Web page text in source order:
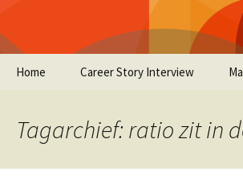
springen
Home Career Story Interview
Tagarchief: ratio zit in